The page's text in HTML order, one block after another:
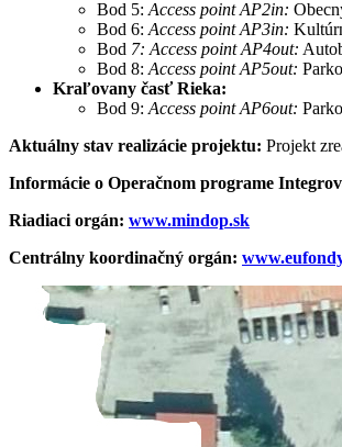
Bod 5: Access point AP2in:
Bod 6: Access point AP3in:
Bod 7: Access point AP4out:
Bod 8: Access point AP5out:
Kraľovany časť Rieka:
Bod 9: Access point AP6out:
Aktuálny stav realizácie projektu: Projekt
Informácie o Operačnom programe
Riadiaci orgán: www.mindop.sk
Centrálny koordinačný orgán: